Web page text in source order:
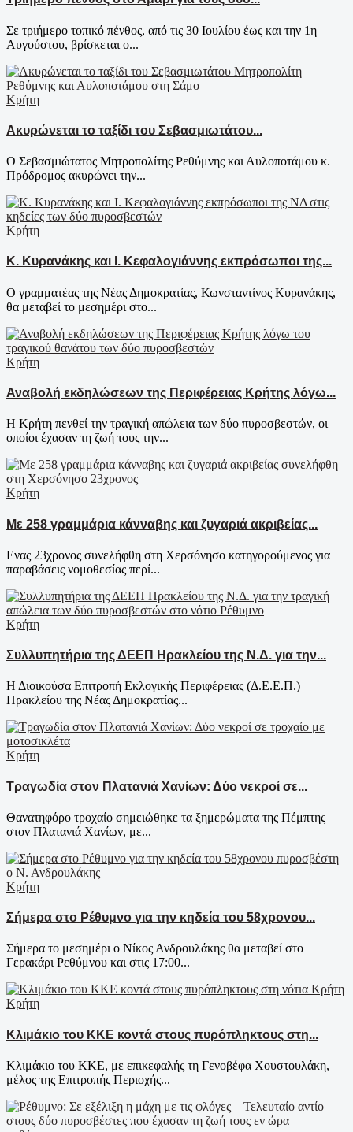
Σε τριήμερο τοπικό πένθος, από τις 30 Ιουλίου έως και την 1η
Αυγούστου, βρίσκεται ο...
Κρήτη
Ακυρώνεται το ταξίδι του Σεβασμιωτάτου...
Ο Σεβασμιώτατος Μητροπολίτης Ρεθύμνης και Αυλοποτάμου κ.
Πρόδρομος ακυρώνει την...
Κρήτη
Κ. Κυρανάκης και Ι. Κεφαλογιάννης εκπρόσωποι της...
Ο γραμματέας της Νέας Δημοκρατίας, Κωνσταντίνος Κυρανάκης,
θα μεταβεί το μεσημέρι στο...
Κρήτη
Αναβολή εκδηλώσεων της Περιφέρειας Κρήτης λόγω...
Η Κρήτη πενθεί την τραγική απώλεια των δύο πυροσβεστών, οι
οποίοι έχασαν τη ζωή τους την...
Κρήτη
Με 258 γραμμάρια κάνναβης και ζυγαριά ακριβείας...
Ενας 23χρονος συνελήφθη στη Χερσόνησο κατηγορούμενος για
παραβάσεις νομοθεσίας περί...
Κρήτη
Συλλυπητήρια της ΔΕΕΠ Ηρακλείου της Ν.Δ. για την...
Η Διοικούσα Επιτροπή Εκλογικής Περιφέρειας (Δ.Ε.Ε.Π.)
Ηρακλείου της Νέας Δημοκρατίας...
Κρήτη
Τραγωδία στον Πλατανιά Χανίων: Δύο νεκροί σε...
Θανατηφόρο τροχαίο σημειώθηκε τα ξημερώματα της Πέμπτης
στον Πλατανιά Χανίων, με...
Κρήτη
Σήμερα στο Ρέθυμνο για την κηδεία του 58χρονου...
Σήμερα το μεσημέρι ο Νίκος Ανδρουλάκης θα μεταβεί στο
Γερακάρι Ρεθύμνου και στις 17:00...
Κρήτη
Κλιμάκιο του ΚΚΕ κοντά στους πυρόπληκτους στη...
Κλιμάκιο του ΚΚΕ, με επικεφαλής τη Γενοβέφα Χουστουλάκη,
μέλος της Επιτροπής Περιοχής...